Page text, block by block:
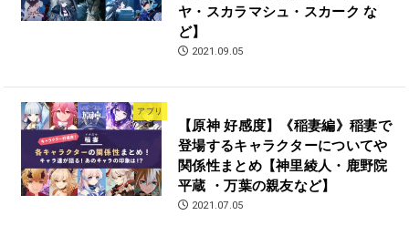
ヤ・スカラマシュ・スカーク な
ど】
2021.09.05
アプリ
【原神 好感度】《稲妻編》稲妻で
登場するキャラクターについてや
関係性まとめ【神里綾人・鹿野院
平蔵 ・万葉の親友など】
2021.07.05